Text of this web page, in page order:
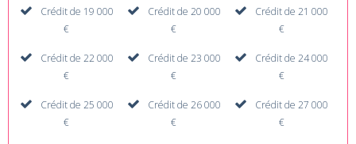
Crédit de 19 000
€
Crédit de 20 000
€
Crédit de 21 000
€
Crédit de 22 000
€
Crédit de 23 000
€
Crédit de 24 000
€
Crédit de 25 000
€
Crédit de 26 000
€
Crédit de 27 000
€